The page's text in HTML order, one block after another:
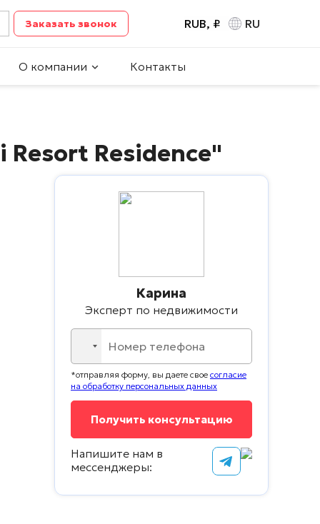
Заказать звонок RUB, ₽ RU
О компании Контакты
Resort Residence"
Карина
Эксперт по недвижимости
No
country
selected
*отправляя форму, вы даете свое согласие
на обработку персональных данных
Напишите нам в
мессенджеры: